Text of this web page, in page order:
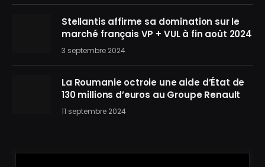
Stellantis affirme sa domination sur le
marché français VP + VUL à fin août 2024
3 septembre 2024
La Roumanie octroie une aide d’État de
130 millions d’euros au Groupe Renault
11 septembre 2024